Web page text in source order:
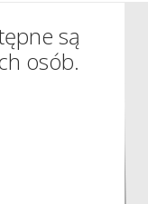
są
osób.